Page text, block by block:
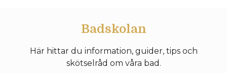
Badskolan
Här hittar du information, guider, tips och
skötselråd om våra bad.